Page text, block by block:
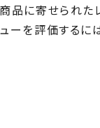
品に寄せられた
ーを評価するに